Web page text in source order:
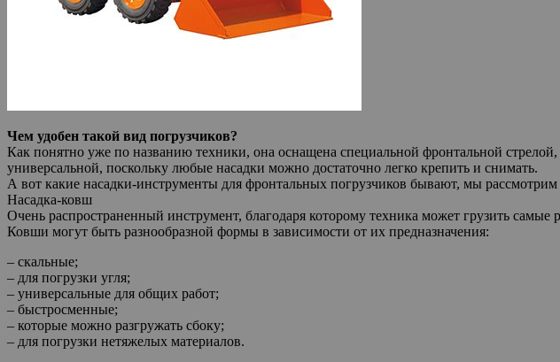
Чем удобен такой вид погрузчиков?
Как понятно уже по названию техники, она оснащена специальной фронтальной
универсальной, поскольку любые насадки можно достаточно легко крепить и снимать.
А вот какие насадки-инструменты для фронтальных погрузчиков бывают, мы рассмотрим
Насадка-ковш
Очень распространенный инструмент, благодаря которому техника может грузить
Ковши могут быть разнообразной формы в зависимости от их предназначения:
– скальные;
– для погрузки угля;
– универсальные для общих работ;
– быстросменные;
– которые можно разгружать сбоку;
– для погрузки нетяжелых материалов.